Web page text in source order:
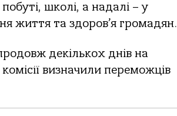
школі, а надалі – у
життя та здоров’я громадян.
декількох днів на
визначили переможців